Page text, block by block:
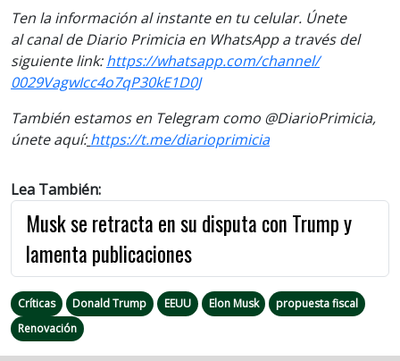
Ten la información al instante en tu celular. Únete
alcanalde Diario Primicia en WhatsApp a través del
siguientelink:https://whatsapp.com/channel/
0029VagwIcc4o7qP30kE1D0J
También estamos en Telegram como @DiarioPrimicia,
únete aquí: https://t.me/diarioprimicia
Lea También:
Musk se retracta en su disputa con Trump y
lamenta publicaciones
Críticas Donald Trump EEUU Elon Musk
propuesta fiscal
Renovación